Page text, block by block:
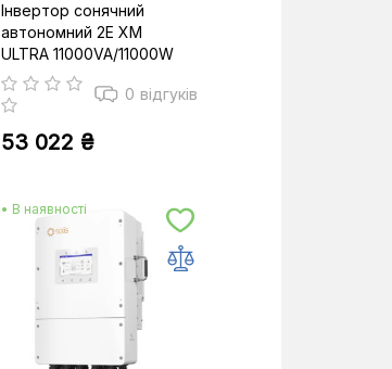
Інвертор сонячний
автономний 2E XM
ULTRA 11000VA/11000W
0 відгуків
53 022 ₴
• В наявності